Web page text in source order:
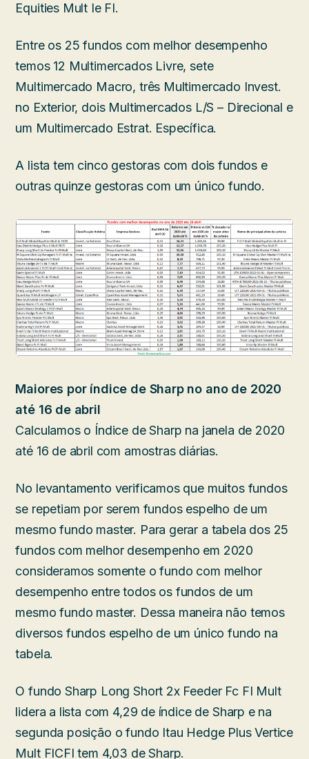
Equities Mult Ie FI.
Entre os 25 fundos com melhor desempenho
temos 12 Multimercados Livre, sete
Multimercado Macro, três Multimercado Invest.
no Exterior, dois Multimercados L/S – Direcional e
um Multimercado Estrat. Específica.
A lista tem cinco gestoras com dois fundos e
outras quinze gestoras com um único fundo.
Maiores por índice de Sharp no ano de 2020
até 16 de abril
Calculamos o Índice de Sharp na janela de 2020
até 16 de abril com amostras diárias.
No levantamento verificamos que muitos fundos
se repetiam por serem fundos espelho de um
mesmo fundo master. Para gerar a tabela dos 25
fundos com melhor desempenho em 2020
consideramos somente o fundo com melhor
desempenho entre todos os fundos de um
mesmo fundo master. Dessa maneira não temos
diversos fundos espelho de um único fundo na
tabela.
O fundo Sharp Long Short 2x Feeder Fc FI Mult
lidera a lista com 4,29 de índice de Sharp e na
segunda posição o fundo Itau Hedge Plus Vertice
Mult FICFI tem 4,03 de Sharp.